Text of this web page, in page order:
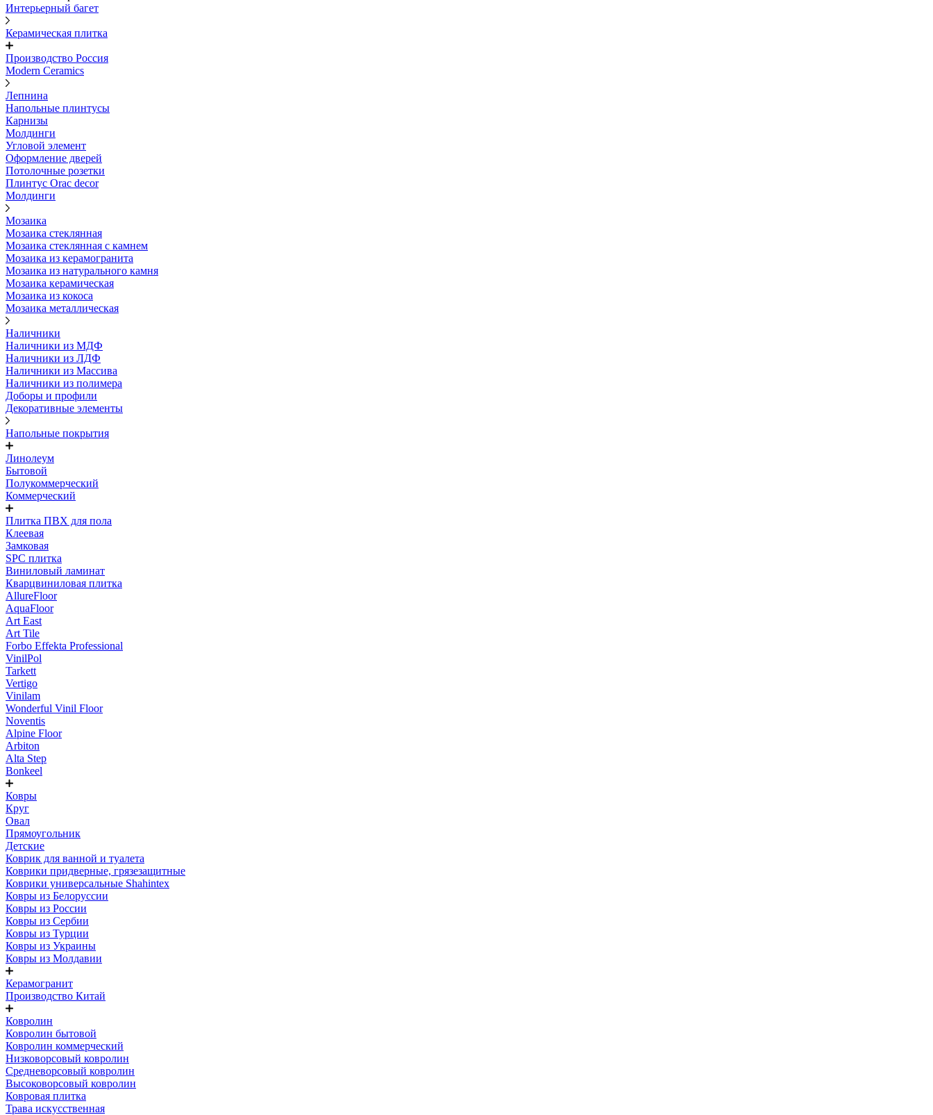
Интерьерный багет
Керамическая плитка
Производство Россия
Modern Ceramics
Лепнина
Напольные плинтусы
Карнизы
Молдинги
Угловой элемент
Оформление дверей
Потолочные розетки
Плинтус Orac decor
Молдинги
Мозаика
Мозаика стеклянная
Мозаика стеклянная с камнем
Мозаика из керамогранита
Мозаика из натурального камня
Мозаика керамическая
Мозаика из кокоса
Мозаика металлическая
Наличники
Наличники из МДФ
Наличники из ЛДФ
Наличники из Массива
Наличники из полимера
Доборы и профили
Декоративные элементы
Напольные покрытия
Линолеум
Бытовой
Полукоммерческий
Коммерческий
Плитка ПВХ для пола
Клеевая
Замковая
SPC плитка
Виниловый ламинат
Кварцвиниловая плитка
AllureFloor
AquaFloor
Art East
Art Tile
Forbo Effekta Professional
VinilPol
Tarkett
Vertigo
Vinilam
Wonderful Vinil Floor
Noventis
Alpine Floor
Arbiton
Alta Step
Bonkeel
Ковры
Круг
Овал
Прямоугольник
Детские
Коврик для ванной и туалета
Коврики придверные, грязезащитные
Коврики универсальные Shahintex
Ковры из Белоруссии
Ковры из России
Ковры из Сербии
Ковры из Турции
Ковры из Украины
Ковры из Молдавии
Керамогранит
Производство Китай
Ковролин
Ковролин бытовой
Ковролин коммерческий
Низковорсовый ковролин
Средневорсовый ковролин
Высоковорсовый ковролин
Ковровая плитка
Трава искусственная